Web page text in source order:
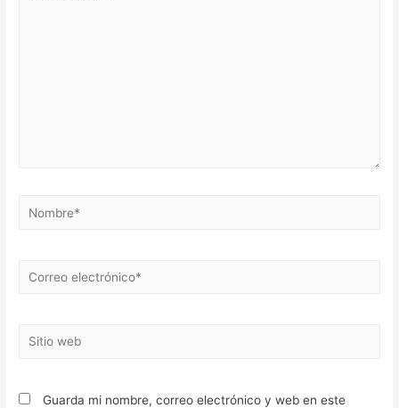
Nombre*
Correo
Sitio
Guarda mi nombre, correo electrónico y web en este